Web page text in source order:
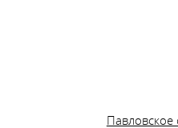
Павловское